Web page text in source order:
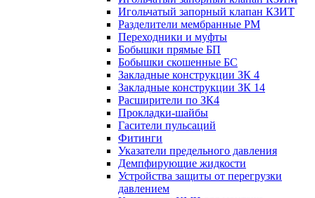
Игольчатый запорный клапан КЗИТ
Разделители мембранные РМ
Переходники и муфты
Бобышки прямые БП
Бобышки скошенные БС
Закладные конструкции ЗК 4
Закладные конструкции ЗК 14
Расширители по ЗК4
Прокладки-шайбы
Гасители пульсаций
Фитинги
Указатели предельного давления
Демпфирующие жидкости
Устройства защиты от перегрузки
давлением